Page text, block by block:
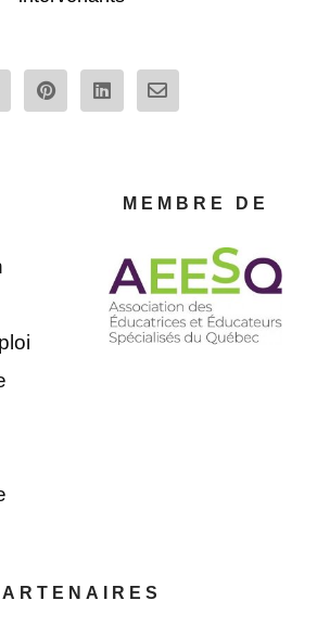
P
i
n
L
i
n
E
n
v
p
e
MEMBRE DE